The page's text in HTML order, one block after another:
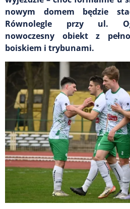
nowym domem będzie
Równolegle przy ul.
nowoczesny obiekt z
boiskiem i trybunami.